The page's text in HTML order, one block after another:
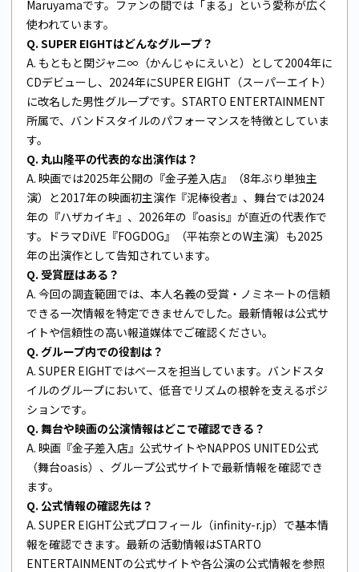
Maruyamaです。ファンの間では「まる」という愛称が広く
使われています。
Q. SUPER EIGHTはどんなグループ？
A. もともと関ジャニ∞（かんじゃにえいと）として2004年に
CDデビューし、2024年にSUPER EIGHT（スーパーエイト）
に改名した男性グループです。STARTO ENTERTAINMENT
所属で、バンドスタイルのパフォーマンスを特徴としていま
す。
Q. 丸山隆平の代表的な出演作は？
A. 映画では2025年公開の『金子差入店』（8年ぶり単独主
演）と2017年の映画初主演作『泥棒役者』、舞台では2024
年の『ハザカイキ』、2026年の『oasis』が直近の代表作で
す。ドラマDiVE『FOGDOG』（平祐奈とのW主演）も2025
年の出演作として告知されています。
Q. 受賞歴はある？
A. 今回の調査範囲では、本人名義の受賞・ノミネートの信頼
できる一次情報を特定できませんでした。最新情報は公式サ
イトや信頼性の高い報道媒体でご確認ください。
Q. グループ内での役割は？
A. SUPER EIGHTではベースを担当しています。バンドスタ
イルのグループにおいて、低音でリズムの根幹を支えるポジ
ションです。
Q. 舞台や映画の公演情報はどこで確認できる？
A. 映画『金子差入店』公式サイトやNAPPOS UNITED公式
（舞台oasis） 、グループ公式サイトで最新情報を確認でき
ます。
Q. 公式情報の確認先は？
A. SUPER EIGHT公式プロフィール（infinity-r.jp） で基本情
報を確認できます。最新の活動情報はSTARTO
ENTERTAINMENTの公式サイトや各公演の公式情報を参照